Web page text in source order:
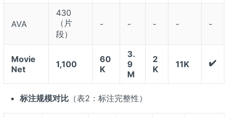
AVA
430
（片
段）
- - - - -
Movie
Net
1,100
60
K
3.
9
M
2
K
11K ✔️
标注规模对比（表2：标注完整性）